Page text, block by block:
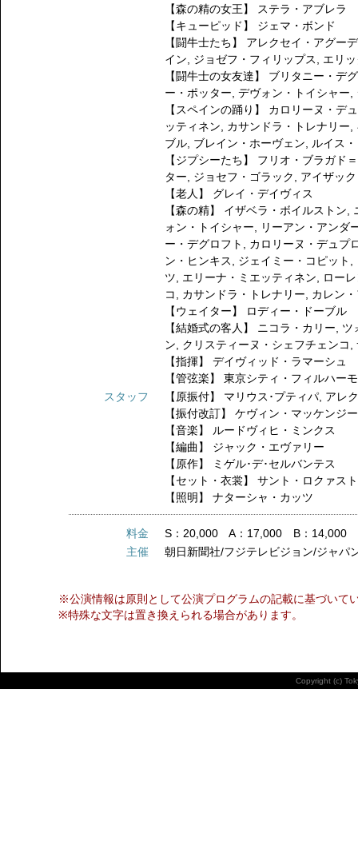
【森の精の女王】
ステラ・アブレラ
【キューピッド】 ジェマ・ボンド
【闘牛士たち】 アレクセイ・アグー
イン
ジョゼフ・フィリップス
エリ
【闘牛士の女友達】 ブリタニー・デ
ー・ポッター ,デヴォン・トイシャー
【スペインの踊り】 カロリーヌ・デ
ッティネン
カサンドラ・トレナリー
ブル ブレイン・ホーヴェン
ルイス
【ジプシーたち】 フリオ・ブラガド
ター
ジョセフ・ゴラック
アイザッ
【老人】 グレイ・デイヴィス
【森の精】 イザベラ・ボイルストン
ォン・トイシャー
リーアン・アンダ
ー・デグロフト
カロリーヌ・デュプ
ン・ヒンキス
ジェイミー・コピット
ツ
エリーナ・ミエッティネン
ロー
コ
カサンドラ・トレナリー
カレン
【ウェイター】
ロディー・ドーブル
【結婚式の客人】 ニコラ・カリー
ツ
ン
クリスティーヌ・シェフチェンコ ,
【指揮】デイヴィッド・ラマーシュ
【管弦楽】東京シティ・フィルハー
スタッフ
【原振付】 マリウス･プティパ アレ
【振付改訂】ケヴィン・マッケンジー
【音楽】
ルードヴィヒ・ミンクス
【編曲】 ジャック・エヴァリー
【原作】
ミゲル･デ･セルバンテス
【セット・衣裳】サント・ロクァスト
【照明】ナターシャ・カッツ
料金
S：20,000 A：17,000 B：14,000
主催
朝日新聞社/フジテレビジョン/ジャパ
※公演情報は原則として公演プログラムの記載に基づいて
※特殊な文字は置き換えられる場合があります。
Copyright (c)